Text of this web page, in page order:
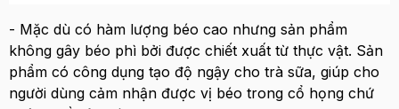
- Mặc dù có hàm lượng béo cao nhưng sản phẩm
không gây béo phì bởi được chiết xuất từ thực vật. Sản
phẩm có công dụng tạo độ ngậy cho trà sữa, giúp cho
người dùng cảm nhận được vị béo trong cổ họng chứ